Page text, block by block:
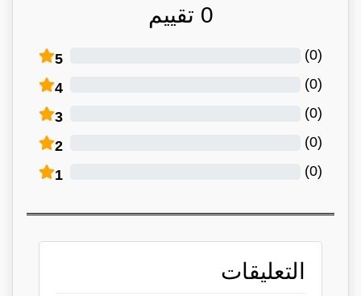
0 تقييم
5 (
0
)
4 (
0
)
3 (
0
)
2 (
0
)
1 (
0
)
التعليقات